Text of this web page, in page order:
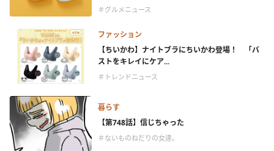
＃グルメニュース
ファッション
【ちいかわ】ナイトブラにちいかわ登場！ 「バ
ストをキレイにケア...
＃トレンドニュース
暮らす
【第748話】信じちゃった
＃ないものねだりの女達。